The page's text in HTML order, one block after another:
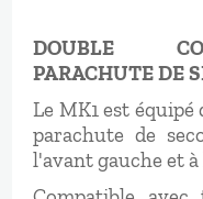
DOUBLE
PARACHUTE DE
Le MK1 est
parachute de
l'avant gauche et